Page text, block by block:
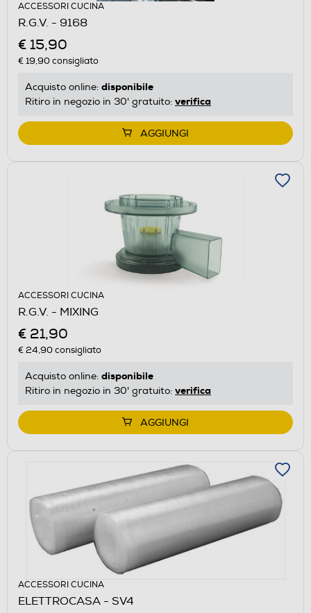
ACCESSORI CUCINA
R.G.V. - 9168
€ 15,90
€ 19,90consigliato
Acquisto online: disponibile
Ritiro in negozio in 30' gratuito: verifica
AGGIUNGI
ACCESSORI CUCINA
R.G.V. - MIXING
€ 21,90
€ 24,90consigliato
Acquisto online: disponibile
Ritiro in negozio in 30' gratuito: verifica
AGGIUNGI
ACCESSORI CUCINA
ELETTROCASA - SV4